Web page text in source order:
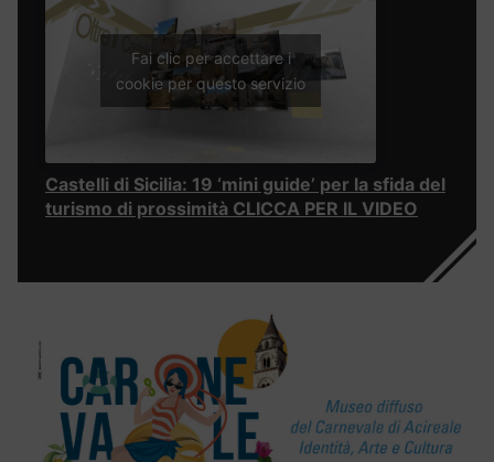
Fai clic per accettare i
cookie per questo servizio
Castelli di Sicilia: 19 ‘mini guide’ per la sfida del
turismo di prossimità CLICCA PER IL VIDEO